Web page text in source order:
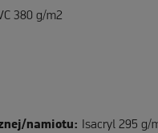
380 g/m2
namiotu: Isacryl 295 g/